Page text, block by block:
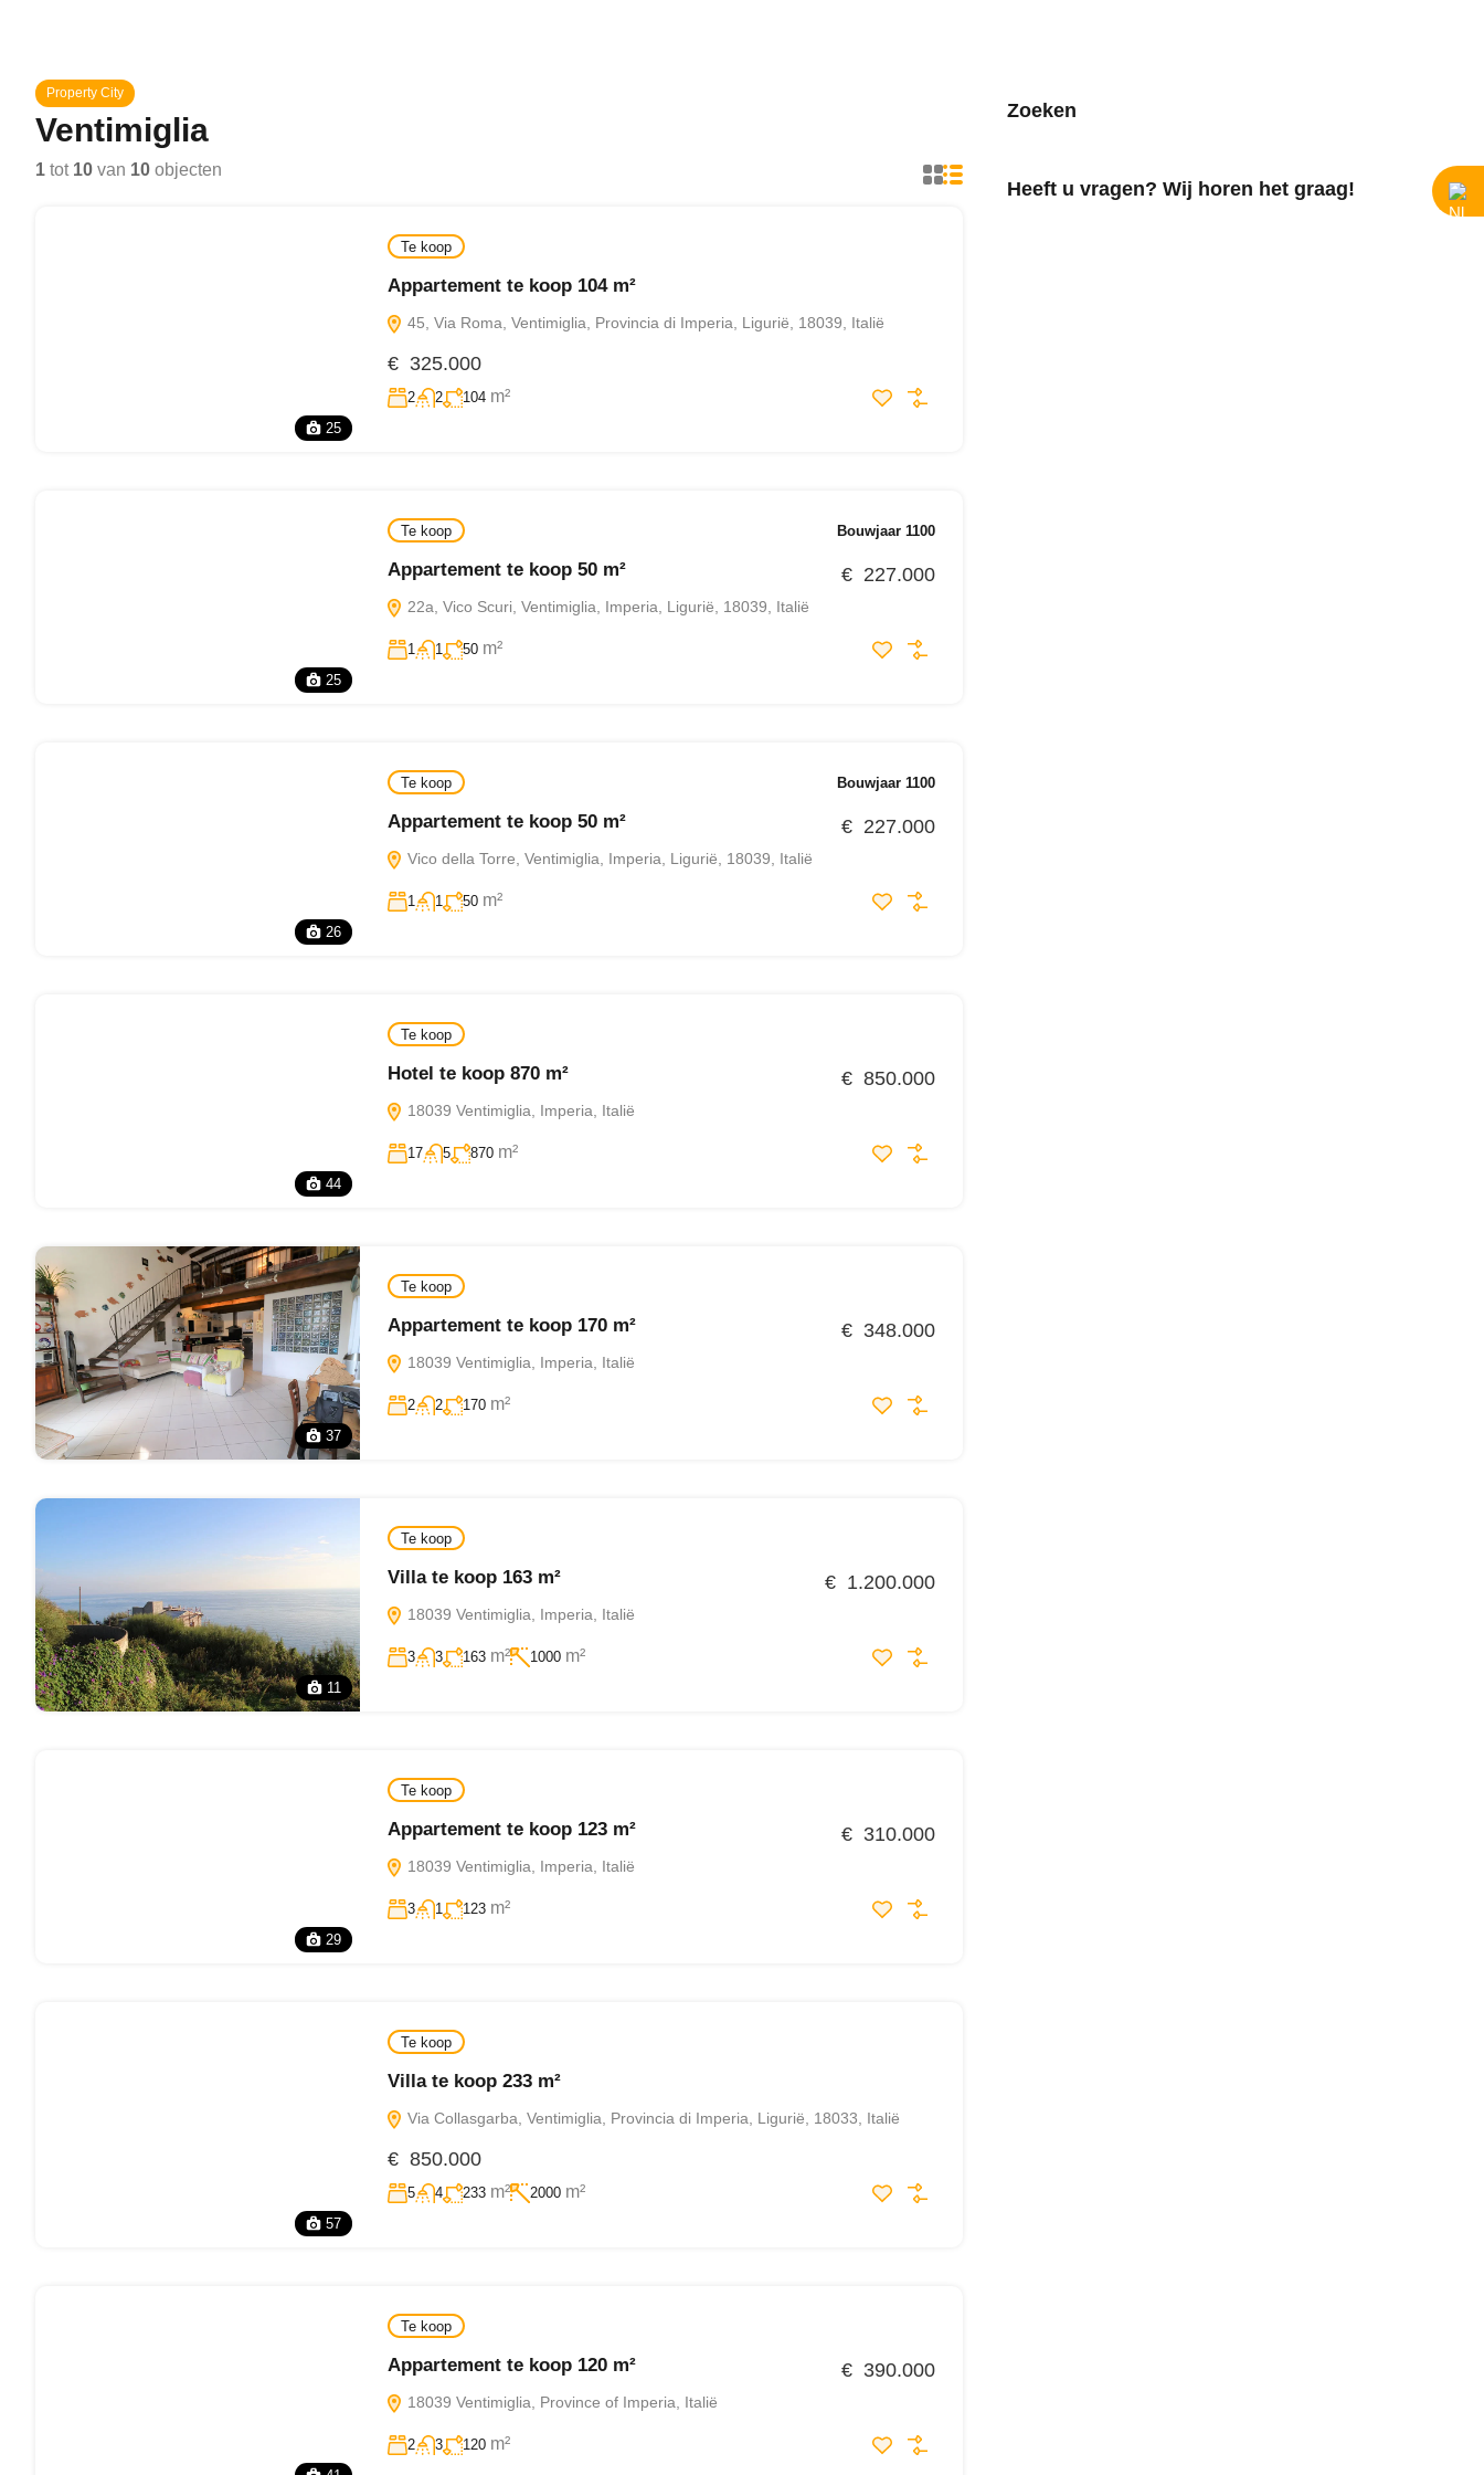
Property City
Ventimiglia
1 tot 10 van 10 objecten
25
Te koop
Appartement te koop 104 m²
45, Via Roma, Ventimiglia, Provincia di Imperia, Ligurië, 18039, Italië
€ 325.000
2 2 104 m²
25
Te koop Bouwjaar 1100
Appartement te koop 50 m²
22a, Vico Scuri, Ventimiglia, Imperia, Ligurië, 18039, Italië
€ 227.000
1 1 50 m²
26
Te koop Bouwjaar 1100
Appartement te koop 50 m²
Vico della Torre, Ventimiglia, Imperia, Ligurië, 18039, Italië
€ 227.000
1 1 50 m²
44
Te koop
Hotel te koop 870 m²
18039 Ventimiglia, Imperia, Italië
€ 850.000
17 5 870 m²
37
Te koop
Appartement te koop 170 m²
18039 Ventimiglia, Imperia, Italië
€ 348.000
2 2 170 m²
11
Te koop
Villa te koop 163 m²
18039 Ventimiglia, Imperia, Italië
€ 1.200.000
3 3 163 m² 1000 m²
29
Te koop
Appartement te koop 123 m²
18039 Ventimiglia, Imperia, Italië
€ 310.000
3 1 123 m²
57
Te koop
Villa te koop 233 m²
Via Collasgarba, Ventimiglia, Provincia di Imperia, Ligurië, 18033, Italië
€ 850.000
5 4 233 m² 2000 m²
Te koop
Appartement te koop 120 m²
18039 Ventimiglia, Province of Imperia, Italië
€ 390.000
2 3 120 m²
Zoeken
Heeft u vragen? Wij horen het graag!